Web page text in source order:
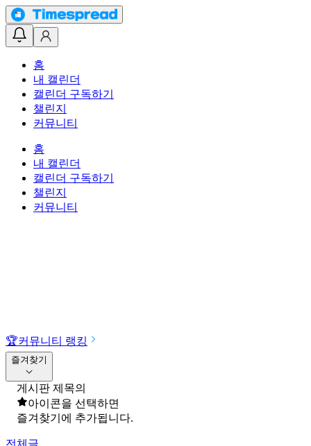
홈
내 캘린더
캘린더 구독하기
챌린지
커뮤니티
홈
내 캘린더
캘린더 구독하기
챌린지
커뮤니티
🏆커뮤니티 랭킹
즐겨찾기
게시판 제목의
아이콘을 선택하면
즐겨찾기에 추가됩니다.
전체글